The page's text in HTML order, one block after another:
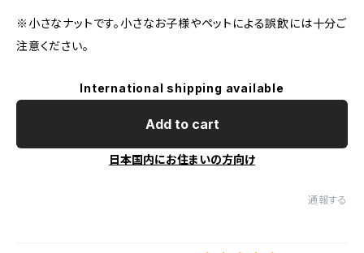
※小さなナットです。小さなお子様やペットによる誤飲には十分ご
注意ください。
International shipping available
Add to cart
日本国内にお住まいの方向け
通報する